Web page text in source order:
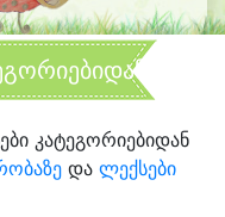
კატეგორიებიდან
და ლექსები